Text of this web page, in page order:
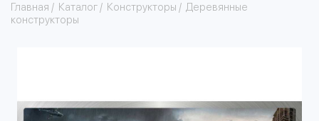
Главная / Каталог / Конструкторы / Деревянные
конструкторы